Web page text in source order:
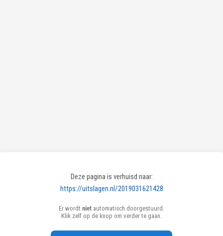
Deze pagina is verhuisd naar:
https://uitslagen.nl/2019031621428
Er wordt niet automatisch doorgestuurd.
Klik zelf op de knop om verder te gaan.